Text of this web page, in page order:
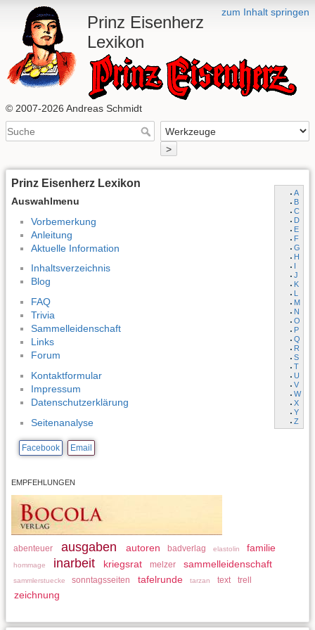
zum Inhalt springen
Prinz Eisenherz
Lexikon
© 2007-2026 Andreas Schmidt
>
Prinz Eisenherz Lexikon
Auswahlmenu
A
B
C
D
E
F
G
H
I
J
K
L
M
N
O
P
Q
R
S
T
U
V
W
X
Y
Z
Vorbemerkung
Anleitung
Aktuelle Information
Inhaltsverzeichnis
Blog
FAQ
Trivia
Sammelleidenschaft
Links
Forum
Kontaktformular
Impressum
Datenschutzerklärung
Seitenanalyse
Facebook Email
EMPFEHLUNGEN
abenteuer ausgaben autoren badverlag elastolin familie
hommage inarbeit kriegsrat melzer sammelleidenschaft
sammlerstuecke sonntagsseiten tafelrunde tarzan text trell
zeichnung